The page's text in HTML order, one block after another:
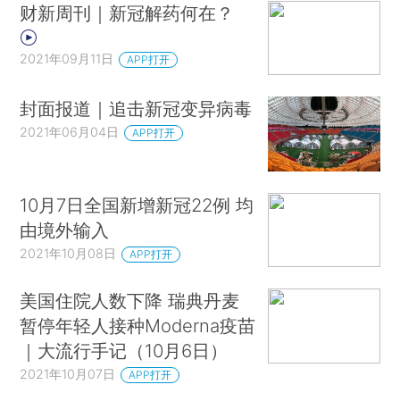
财新周刊｜新冠解药何在？
2021年09月11日 APP打开
封面报道｜追击新冠变异病毒
2021年06月04日 APP打开
10月7日全国新增新冠22例 均
由境外输入
2021年10月08日 APP打开
美国住院人数下降 瑞典丹麦
暂停年轻人接种Moderna疫苗
｜大流行手记（10月6日）
2021年10月07日 APP打开